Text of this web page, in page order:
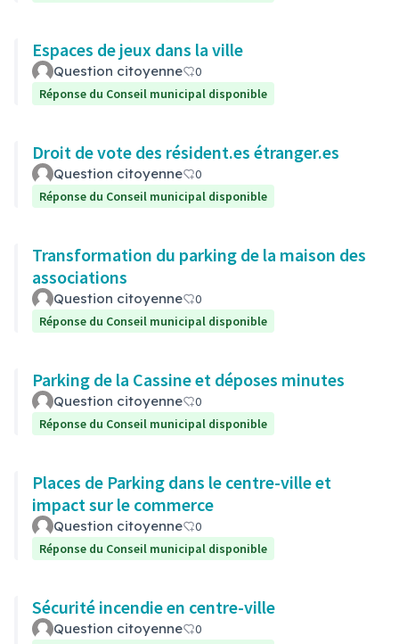
Espaces de jeux dans la ville
Question citoyenne
0
Réponse du Conseil municipal disponible
Droit de vote des résident.es étranger.es
Question citoyenne
0
Réponse du Conseil municipal disponible
Transformation du parking de la maison des
associations
Question citoyenne
0
Réponse du Conseil municipal disponible
Parking de la Cassine et déposes minutes
Question citoyenne
0
Réponse du Conseil municipal disponible
Places de Parking dans le centre-ville et
impact sur le commerce
Question citoyenne
0
Réponse du Conseil municipal disponible
Sécurité incendie en centre-ville
Question citoyenne
0